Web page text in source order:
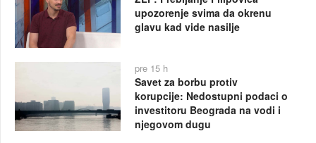
upozorenje svima da okrenu
glavu kad vide nasilje
pre 15 h
Savet za borbu protiv
korupcije: Nedostupni podaci o
investitoru Beograda na vodi i
njegovom dugu